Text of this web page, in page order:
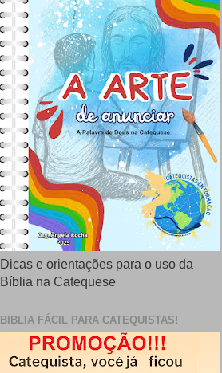
Dicas e orientações para o uso da
Bíblia na Catequese
BIBLIA FÁCIL PARA CATEQUISTAS!